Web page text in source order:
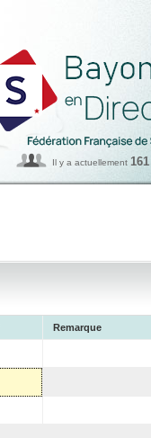
Il y a actuellement 161
Remarque